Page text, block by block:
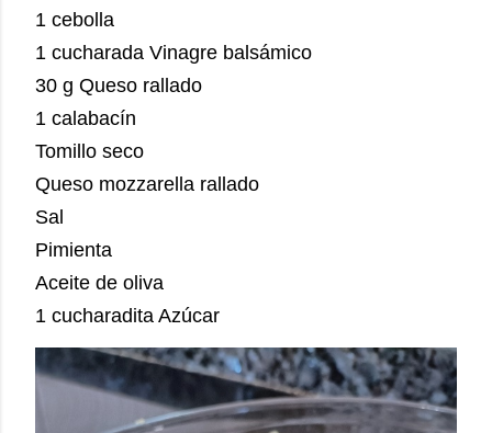
1 cebolla
1 cucharada Vinagre balsámico
30 g Queso rallado
1 calabacín
Tomillo seco
Queso mozzarella rallado
Sal
Pimienta
Aceite de oliva
1 cucharadita Azúcar